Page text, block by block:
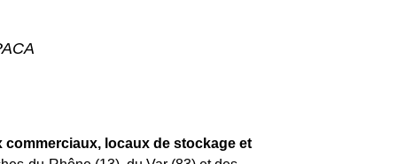
commerciaux, locaux de stockage et